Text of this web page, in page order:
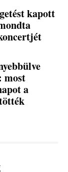
kapott
most
a